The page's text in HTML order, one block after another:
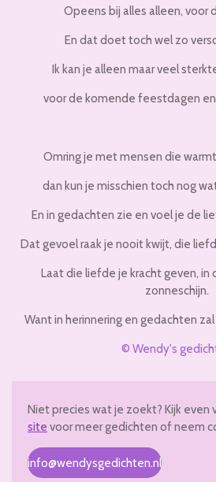
Opeens bij alles alleen, voor
En dat doet toch wel zo
Ik kan je alleen maar veel
voor de komende feestdagen en
Omring je met mensen die
dan kun je misschien toch nog
En in gedachten zie en voel je de
Dat gevoel raak je nooit kwijt, die
Laat die liefde je kracht geven, in
zonneschijn.
Want in herinnering en gedachten
© Wendy's
Niet precies wat je zoekt? Kijk even
site voor meer gedichten of neem
info@wendysgedichten.nl